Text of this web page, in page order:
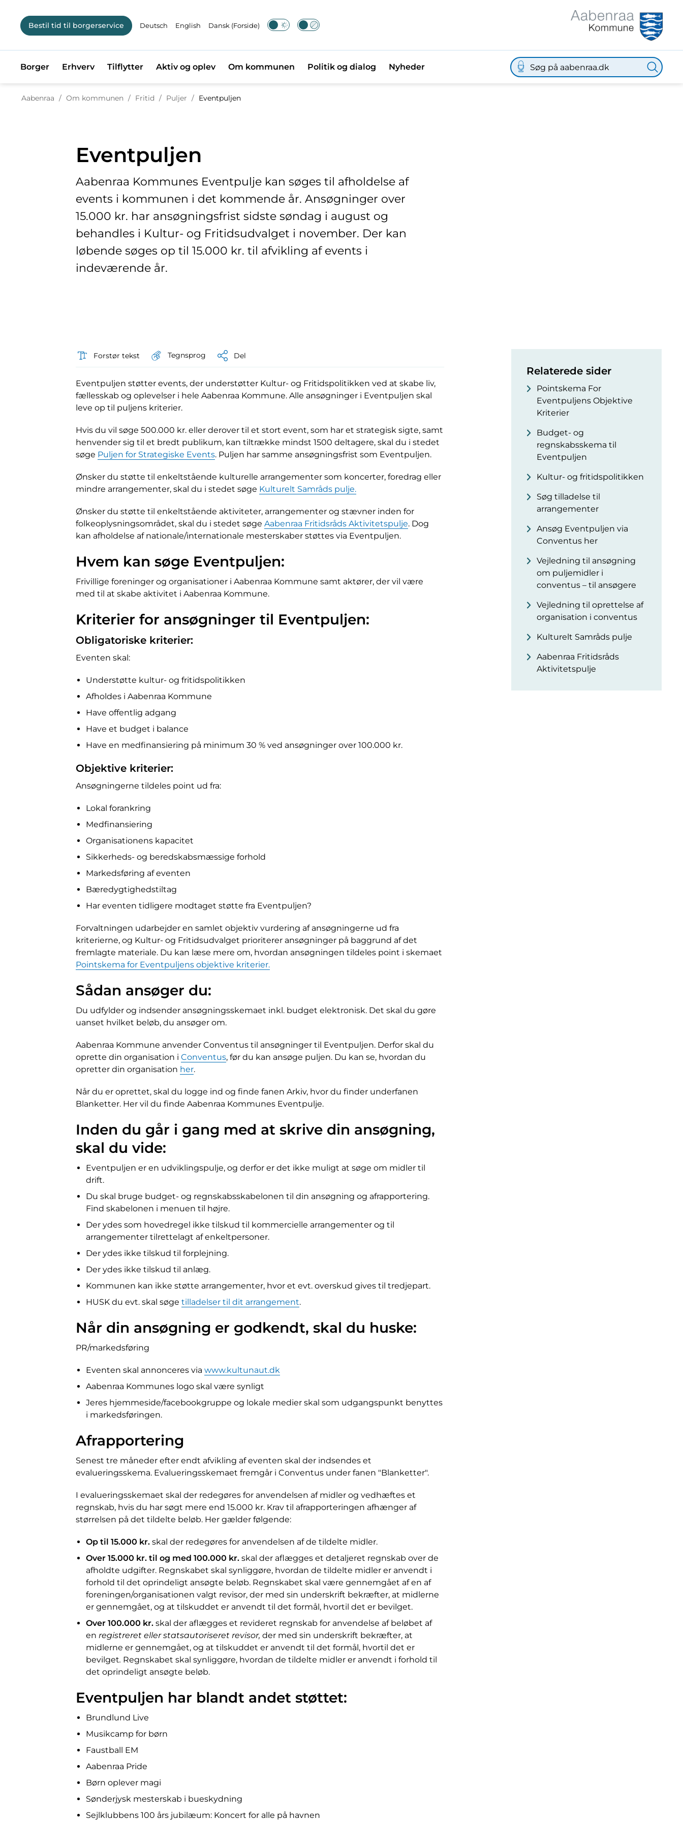
Bestil tid til borgerservice Deutsch English Dansk (Forside)
Borger Erhverv Tilflytter Aktiv og oplev Om kommunen Politik og dialog Nyheder
Aabenraa / Om kommunen / Fritid / Tilbage til
Puljer / Eventpuljen
Eventpuljen
Aabenraa Kommunes Eventpulje kan søges til afholdelse af
events i kommunen i det kommende år. Ansøgninger over
15.000 kr. har ansøgningsfrist sidste søndag i august og
behandles i Kultur- og Fritidsudvalget i november. Der kan
løbende søges op til 15.000 kr. til afvikling af events i
indeværende år.
Forstør tekst Tegnsprog Del
Eventpuljen støtter events, der understøtter Kultur- og Fritidspolitikken ved at skabe liv,
fællesskab og oplevelser i hele Aabenraa Kommune. Alle ansøgninger i Eventpuljen skal
leve op til puljens kriterier.
Hvis du vil søge 500.000 kr. eller derover til et stort event, som har et strategisk sigte, samt
henvender sig til et bredt publikum, kan tiltrække mindst 1500 deltagere, skal du i stedet
søge Puljen for Strategiske Events. Puljen har samme ansøgningsfrist som Eventpuljen.
Ønsker du støtte til enkeltstående kulturelle arrangementer som koncerter, foredrag eller
mindre arrangementer, skal du i stedet søge Kulturelt Samråds pulje.
Ønsker du støtte til enkeltstående aktiviteter, arrangementer og stævner inden for
folkeoplysningsområdet, skal du i stedet søgeAabenraa Fritidsråds Aktivitetspulje. Dog
kan afholdelse af nationale/internationale mesterskaber støttes via Eventpuljen.
Hvem kan søge Eventpuljen:
Frivillige foreninger og organisationer i Aabenraa Kommune samt aktører, der vil være
med til at skabe aktivitet i Aabenraa Kommune.
Kriterier for ansøgninger til Eventpuljen:
Obligatoriske kriterier:
Eventen skal:
Understøtte kultur- og fritidspolitikken
Afholdes i Aabenraa Kommune
Have offentlig adgang
Have et budget i balance
Have en medfinansiering på minimum 30 % ved ansøgninger over 100.000 kr.
Objektive kriterier:
Ansøgningerne tildeles point ud fra:
Lokal forankring
Medfinansiering
Organisationens kapacitet
Sikkerheds- og beredskabsmæssige forhold
Markedsføring af eventen
Bæredygtighedstiltag
Har eventen tidligere modtaget støtte fra Eventpuljen?
Forvaltningen udarbejder en samlet objektiv vurdering af ansøgningerne ud fra
kriterierne, og Kultur- og Fritidsudvalget prioriterer ansøgninger på baggrund af det
fremlagte materiale. Du kan læse mere om, hvordan ansøgningen tildeles point i skemaet
Pointskema for Eventpuljens objektive kriterier.
Sådan ansøger du:
Du udfylder og indsender ansøgningsskemaet inkl. budget elektronisk. Det skal du gøre
uanset hvilket beløb, du ansøger om.
Aabenraa Kommune anvender Conventus til ansøgninger til Eventpuljen. Derfor skal du
oprette din organisation iConventus, før du kan ansøge puljen. Du kan se, hvordan du
opretter din organisation her.
Når du er oprettet, skal du logge ind og finde fanen Arkiv, hvor du finder underfanen
Blanketter. Her vil du finde Aabenraa Kommunes Eventpulje.
Inden du går i gang med at skrive din ansøgning,
skal du vide:
Eventpuljen er en udviklingspulje, og derfor er det ikke muligt at søge om midler til
drift.
Du skal bruge budget- og regnskabsskabelonen til din ansøgning og afrapportering.
Find skabelonen i menuen til højre.
Der ydes som hovedregel ikke tilskud til kommercielle arrangementer og til
arrangementer tilrettelagt af enkeltpersoner.
Der ydes ikke tilskud til forplejning.
Der ydes ikke tilskud til anlæg.
Kommunen kan ikke støtte arrangementer, hvor et evt. overskud gives til tredjepart.
HUSK du evt. skal søgetilladelser til dit arrangement.
Når din ansøgning er godkendt, skal du huske:
PR/markedsføring
Eventen skal annonceres viawww.kultunaut.dk
Aabenraa Kommunes logo skal være synligt
Jeres hjemmeside/facebookgruppe og lokale medier skal som udgangspunkt benyttes
i markedsføringen.
Afrapportering
Senest tre måneder efter endt afvikling af eventen skal der indsendes et
evalueringsskema. Evalueringsskemaet fremgår i Conventus under fanen "Blanketter".
I evalueringsskemaet skal der redegøres for anvendelsen af midler og vedhæftes et
regnskab, hvis du har søgt mere end 15.000 kr. Krav til afrapporteringen afhænger af
størrelsen på det tildelte beløb. Her gælder følgende:
Op til 15.000 kr. skal der redegøres for anvendelsen af de tildelte midler.
Over 15.000 kr. til og med 100.000 kr.skal der aflægges et detaljeret regnskab over de
afholdte udgifter. Regnskabet skal synliggøre, hvordan de tildelte midler er anvendt i
forhold til det oprindeligt ansøgte beløb. Regnskabet skal være gennemgået af en af
foreningen/organisationen valgt revisor, der med sin underskrift bekræfter, at midlerne
er gennemgået, og at tilskuddet er anvendt til det formål, hvortil det er bevilget.
Over100.000 kr. skal der aflægges et revideret regnskab for anvendelse af beløbet af
enregistreret eller statsautoriseret revisor,der med sin underskrift bekræfter, at
midlerne er gennemgået, og at tilskuddet er anvendt til det formål, hvortil det er
bevilget. Regnskabet skal synliggøre, hvordan de tildelte midler er anvendt i forhold til
det oprindeligt ansøgte beløb.
Eventpuljen har blandt andet støttet:
Brundlund Live
Musikcamp for børn
Faustball EM
Aabenraa Pride
Børn oplever magi
Sønderjysk mesterskab i bueskydning
Sejlklubbens 100 års jubilæum: Koncert for alle på havnen
Relaterede sider
Pointskema For
Eventpuljens Objektive
Kriterier
Budget- og
regnskabsskema til
Eventpuljen
Kultur- og fritidspolitikken
Søg tilladelse til
arrangementer
Ansøg Eventpuljen via
Conventus her
Vejledning til ansøgning
om puljemidler i
conventus – til ansøgere
Vejledning til oprettelse af
organisation i conventus
Kulturelt Samråds pulje
Aabenraa Fritidsråds
Aktivitetspulje